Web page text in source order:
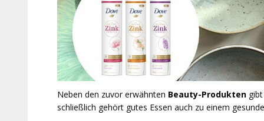
Neben den zuvor erwähnten Beauty-Produkten
schließlich gehört gutes Essen auch zu einem